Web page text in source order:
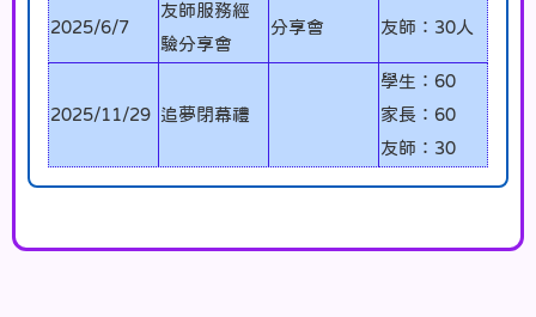
2025/6/7
友師服務經
驗分享會
分享會 友師：30人
2025/11/29 追夢閉幕禮
學生：60
家長：60
友師：30